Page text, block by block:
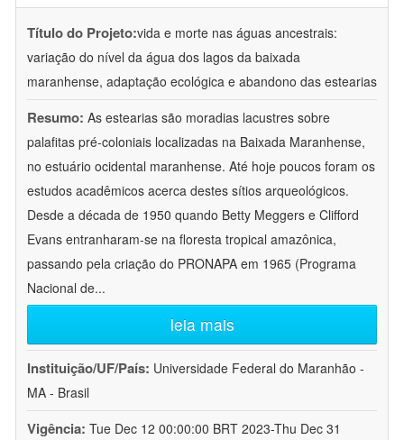
Título do Projeto:vida e morte nas águas ancestrais:
variação do nível da água dos lagos da baixada
maranhense, adaptação ecológica e abandono das estearias
Resumo: As estearias são moradias lacustres sobre
palafitas pré-coloniais localizadas na Baixada Maranhense,
no estuário ocidental maranhense. Até hoje poucos foram os
estudos acadêmicos acerca destes sítios arqueológicos.
Desde a década de 1950 quando Betty Meggers e Clifford
Evans entranharam-se na floresta tropical amazônica,
passando pela criação do PRONAPA em 1965 (Programa
Nacional de...
leia mais
Instituição/UF/País: Universidade Federal do Maranhão -
MA - Brasil
Vigência: Tue Dec 12 00:00:00 BRT 2023-Thu Dec 31